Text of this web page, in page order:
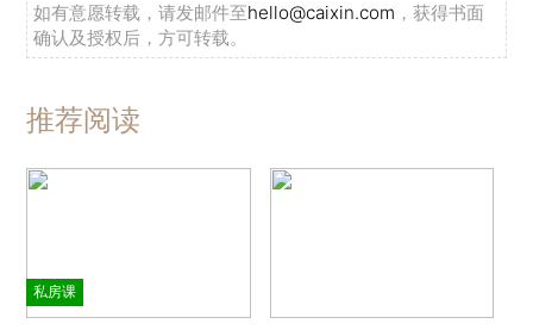
如有意愿转载，请发邮件至hello@caixin.com ，获得书面
确认及授权后，方可转载。
推荐阅读
私房课